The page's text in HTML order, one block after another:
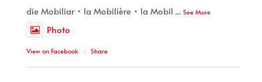
die Mobiliar • la Mobilière • la Mobil ... See More
Photo
View on Facebook · Share